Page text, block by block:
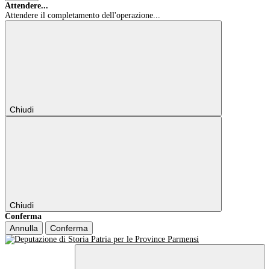
Attendere...
Attendere il completamento dell'operazione...
Chiudi
Chiudi
Conferma
Annulla Conferma